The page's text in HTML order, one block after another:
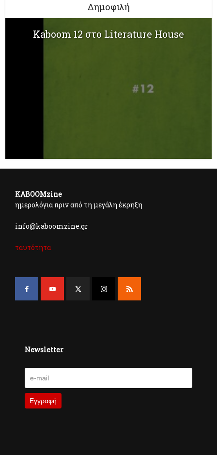
Δημοφιλή
Kaboom 12 στο Literature House
KABOOMzine
ημερολόγια πριν από τη μεγάλη έκρηξη
info@kaboomzine.gr
ταυτότητα
Newsletter